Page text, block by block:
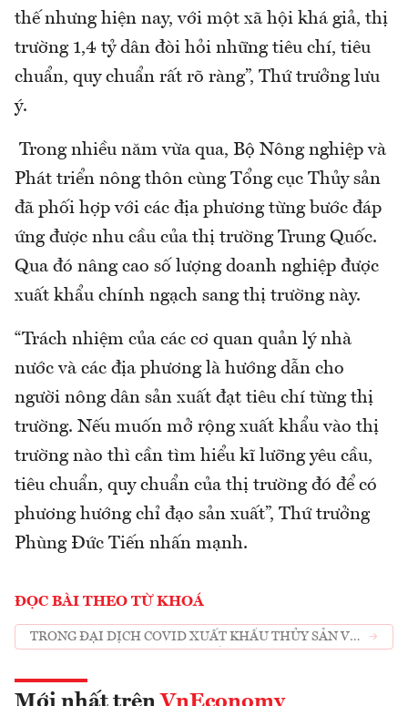
thế nhưng hiện nay, với một xã hội khá giả, thị
trường 1,4 tỷ dân đòi hỏi những tiêu chí, tiêu
chuẩn, quy chuẩn rất rõ ràng”, Thứ trưởng lưu
ý.
Trong nhiều năm vừa qua, Bộ Nông nghiệp và
Phát triển nông thôn cùng Tổng cục Thủy sản
đã phối hợp với các địa phương từng bước đáp
ứng được nhu cầu của thị trường Trung Quốc.
Qua đó nâng cao số lượng doanh nghiệp được
xuất khẩu chính ngạch sang thị trường này.
“Trách nhiệm của các cơ quan quản lý nhà
nước và các địa phương là hướng dẫn cho
người nông dân sản xuất đạt tiêu chí từng thị
trường. Nếu muốn mở rộng xuất khẩu vào thị
trường nào thì cần tìm hiểu kĩ lưỡng yêu cầu,
tiêu chuẩn, quy chuẩn của thị trường đó để có
phương hướng chỉ đạo sản xuất”, Thứ trưởng
Phùng Đức Tiến nhấn mạnh.
ĐỌC BÀI THEO TỪ KHOÁ
TRONG ĐẠI DỊCH COVID XUẤT KHẨU THỦY SẢN VẪN